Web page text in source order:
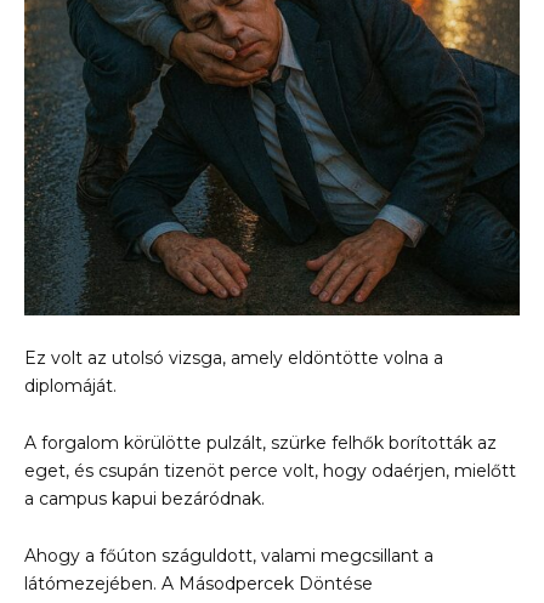
Ez volt az utolsó vizsga, amely eldöntötte volna a
diplomáját.
A forgalom körülötte pulzált, szürke felhők borították az
eget, és csupán tizenöt perce volt, hogy odaérjen, mielőtt
a campus kapui bezáródnak.
Ahogy a főúton száguldott, valami megcsillant a
látómezejében. A Másodpercek Döntése